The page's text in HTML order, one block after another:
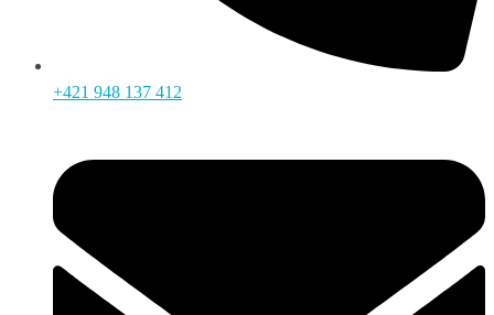
+421 948 137 412